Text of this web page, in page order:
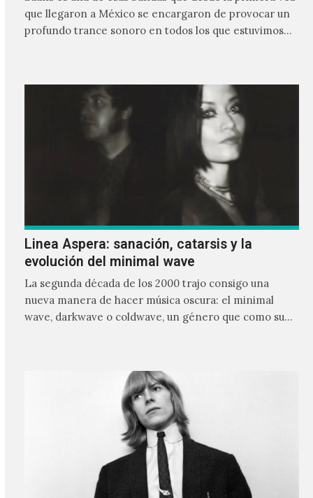
que llegaron a México se encargaron de provocar un
profundo trance sonoro en todos los que estuvimos
Linea Aspera: sanación, catarsis y la
evolución del minimal wave
La segunda década de los 2000 trajo consigo una
nueva manera de hacer música oscura: el minimal
wave, darkwave o coldwave, un género que como su